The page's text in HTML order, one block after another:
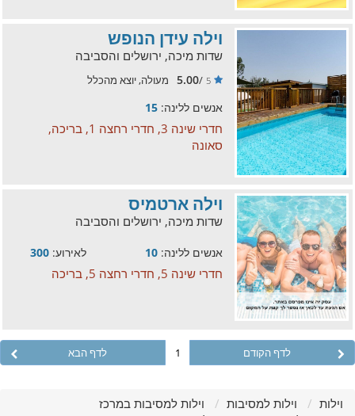
וילה עידן הנופש
שדות מיכה, ירושלים והסביבה
5
/
5.00 מעולה, יוצא מהכלל
אנשים ללינה: 15
חדרי שינה 3, חדרי רחצה 1, בריכה,
סאונה
וילה ארטמיס
שדות מיכה, ירושלים והסביבה
אנשים ללינה: 10 לאירוע: 300
חדרי שינה 5, חדרי רחצה 5, בריכה
לדף הקודם 1 לדף הבא
וילות וילות למסיבות
וילות למסיבות במרכז